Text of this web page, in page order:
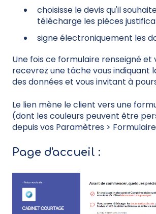
choisisse le devis qu'il
télécharge les pièces
signe électroniquement les
Une fois ce formulaire renseigné et
recevrez une tâche vous indiquant
des données et vous invitant à
Le lien mène le client vers une
(dont les couleurs peuvent être
depuis vos Paramètres >
Page d'accueil :